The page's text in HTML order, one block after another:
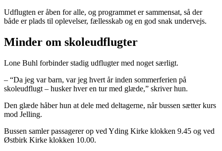
Udflugten er åben for alle, og programmet er sammensat, så der
både er plads til oplevelser, fællesskab og en god snak undervejs.
Minder om skoleudflugter
Lone Buhl forbinder stadig udflugter med noget særligt.
– “Da jeg var barn, var jeg hvert år inden sommerferien på
skoleudflugt – husker hver en tur med glæde,” skriver hun.
Den glæde håber hun at dele med deltagerne, når bussen sætter kurs
mod Jelling.
Bussen samler passagerer op ved Yding Kirke klokken 9.45 og ved
Østbirk Kirke klokken 10.00.